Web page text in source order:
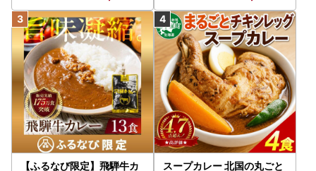
【ふるなび限定】飛騨牛カ
スープカレー 北国の丸ごと